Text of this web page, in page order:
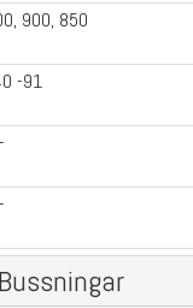
900, 850
-91
Bussningar